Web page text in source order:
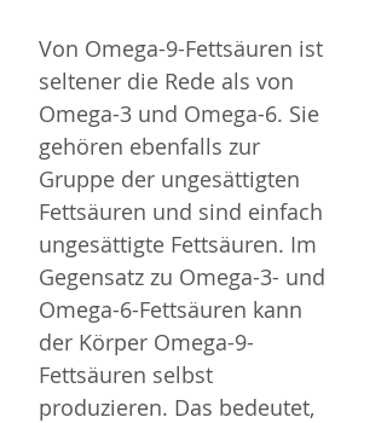
Von Omega-9-Fettsäuren ist
seltener die Rede als von
Omega-3 und Omega-6. Sie
gehören ebenfalls zur
Gruppe der ungesättigten
Fettsäuren und sind einfach
ungesättigte Fettsäuren. Im
Gegensatz zu Omega-3- und
Omega-6-Fettsäuren kann
der Körper Omega-9-
Fettsäuren selbst
produzieren. Das bedeutet,